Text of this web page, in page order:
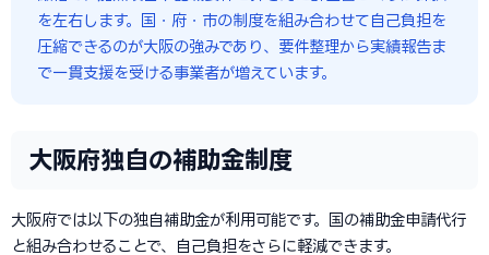
を左右します。国・府・市の制度を組み合わせて自己負担を
圧縮できるのが大阪の強みであり、要件整理から実績報告ま
で一貫支援を受ける事業者が増えています。
大阪府独自の補助金制度
大阪府では以下の独自補助金が利用可能です。国の補助金申請代行
と組み合わせることで、自己負担をさらに軽減できます。